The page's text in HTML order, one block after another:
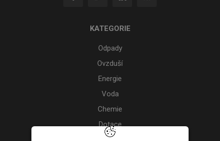
KATEGORIE
Odpady
Ovzduší
Energie
Voda
Chemie
Dotace